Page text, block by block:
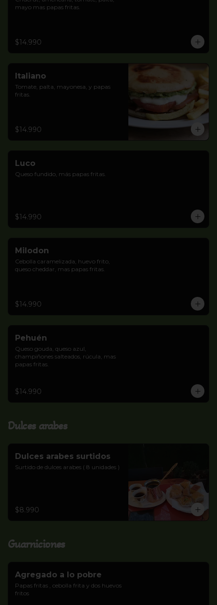
mayo mas papas fritas.
$14.990
Italiano
Tomate, palta, mayonesa, y papas
fritas.
$14.990
Luco
Queso fundido, más papas fritas.
$14.990
Milodon
Cebolla caramelizada, huevo frito,
queso cheddar, mas papas fritas.
$14.990
Pehuén
Queso gouda, queso azul,
champiñones salteados, rúcula, mas
papas fritas.
$14.990
Dulces arabes
Dulces arabes surtidos
Surtido de dulces arabes ( 8 unidades )
$8.990
Guarniciones
Agregado a lo pobre
Papas fritas , cebolla frita y dos huevos
fritos